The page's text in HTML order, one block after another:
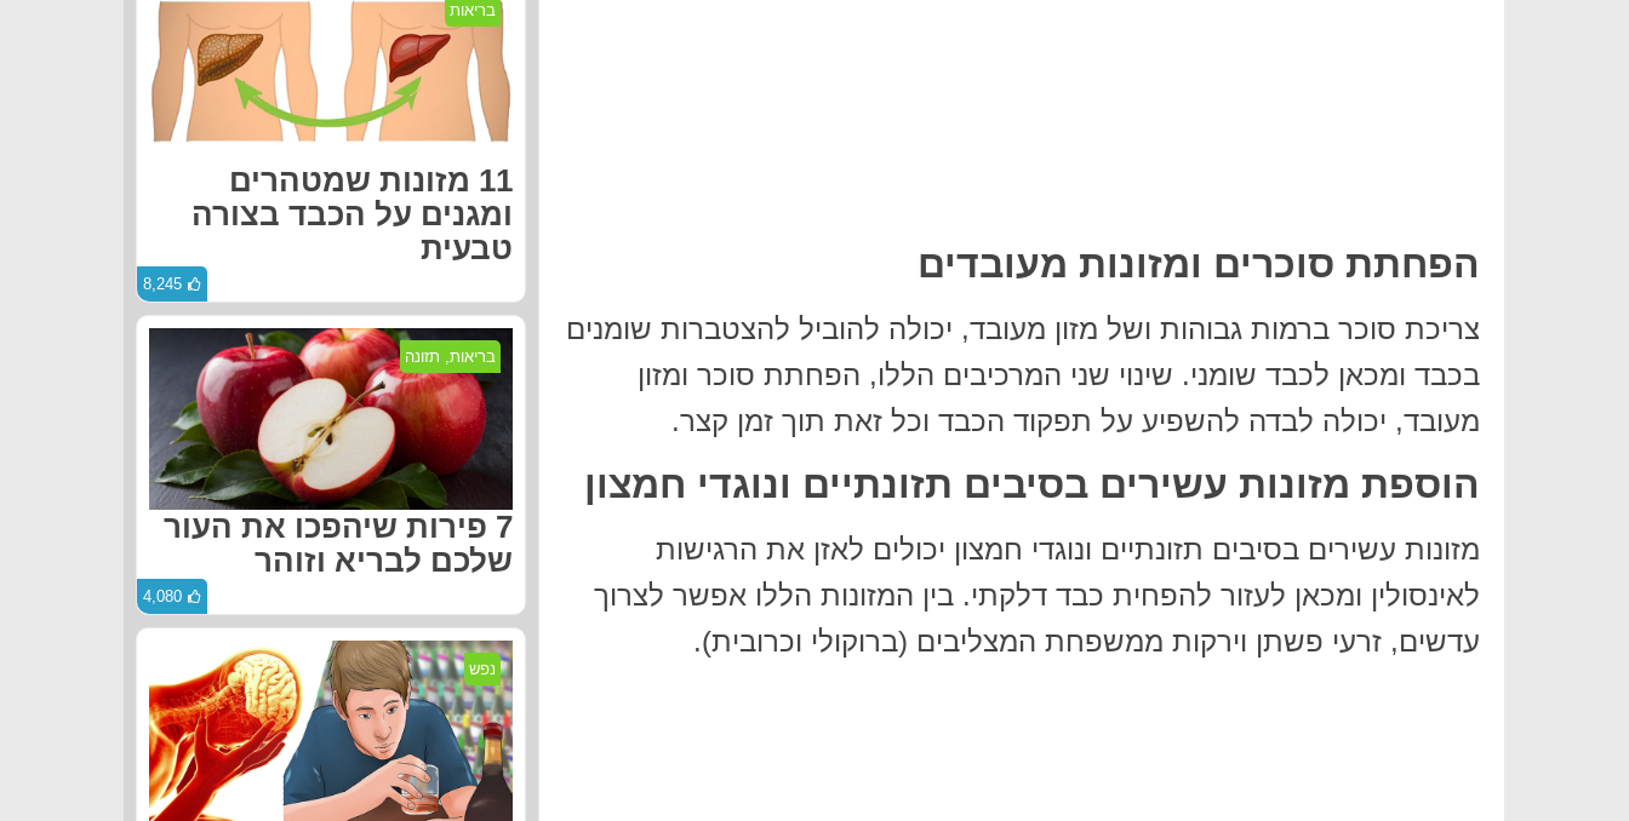
הפחתת סוכרים ומזונות מעובדים
צריכת סוכר ברמות גבוהות ושל מזון מעובד, יכולה להוביל להצטברות שומנים
בכבד ומכאן לכבד שומני. שינוי שני המרכיבים הללו, הפחתת סוכר ומזון
מעובד, יכולה לבדה להשפיע על תפקוד הכבד וכל זאת תוך זמן קצר.
הוספת מזונות עשירים בסיבים תזונתיים ונוגדי חמצון
מזונות עשירים בסיבים תזונתיים ונוגדי חמצון יכולים לאזן את הרגישות
לאינסולין ומכאן לעזור להפחית כבד דלקתי. בין המזונות הללו אפשר לצרוך
עדשים, זרעי פשתן וירקות ממשפחת המצליבים (ברוקולי וכרובית).
בריאות
11 מזונות שמטהרים
ומגנים על הכבד בצורה
טבעית
8,245
בריאות, תזונה
7 פירות שיהפכו את העור
שלכם לבריא וזוהר
4,080
נפש